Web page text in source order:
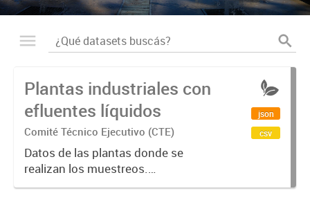
Plantas industriales con
efluentes líquidos
Comité Técnico Ejecutivo (CTE)
Datos de las plantas donde se
realizan los muestreos.
Identificación (planta_id),
json
csv